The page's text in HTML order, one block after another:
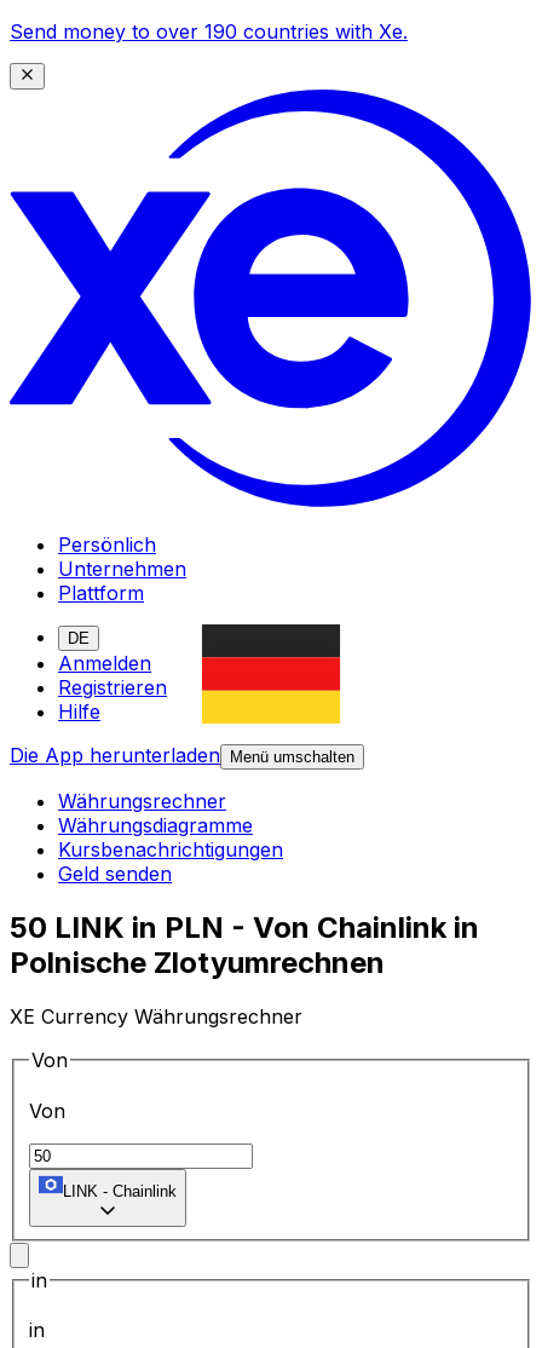
Send money to over 190 countries with Xe.
Persönlich
Unternehmen
Plattform
DE
Anmelden
Registrieren
Hilfe
Die App herunterladen
Menü umschalten
Währungsrechner
Währungsdiagramme
Kursbenachrichtigungen
Geld senden
50 LINK in PLN - Von Chainlink in
Polnische Zlotyumrechnen
XE Currency Währungsrechner
Von
Von
LINK - Chainlink
in
in